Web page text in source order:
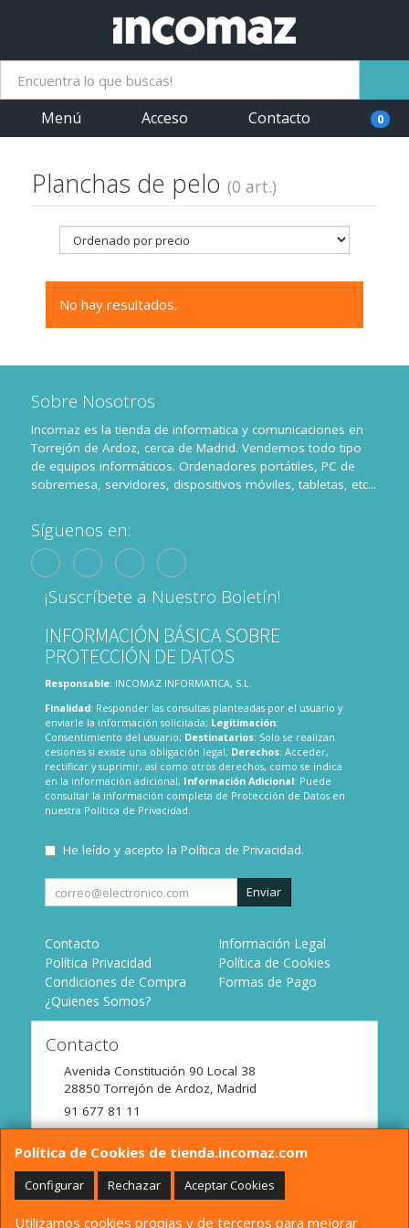
Menú Acceso Contacto 0
Planchas de pelo (0 art.)
No hay resultados.
Política de Cookies de tienda.incomaz.com
Configurar Rechazar Aceptar Cookies
Utilizamos cookies propias y de terceros para mejorar
Sobre Nosotros
Incomaz es la tienda de informatica y comunicaciones en
Torrejón de Ardoz, cerca de Madrid. Vendemos todo tipo
de equipos informáticos. Ordenadores portátiles, PC de
sobremesa, servidores, dispositivos móviles, tabletas, etc...
Síguenos en:
¡Suscríbete a Nuestro Boletín!
INFORMACIÓN BÁSICA SOBRE
PROTECCIÓN DE DATOS
Responsable: INCOMAZ INFORMATICA, S.L.
Finalidad: Responder las consultas planteadas por el usuario y
enviarle la información solicitada; Legitimación:
Consentimiento del usuario; Destinatarios: Solo se realizan
cesiones si existe una obligación legal; Derechos: Acceder,
rectificar y suprimir, así como otros derechos, como se indica
en la información adicional; Información Adicional: Puede
consultar la información completa de Protección de Datos en
nuestra Política de Privacidad
He leído y acepto la Política de Privacidad.
Enviar
Contacto
Información Legal
Política Privacidad
Política de Cookies
Condiciones de Compra
Formas de Pago
¿Quienes Somos?
Contacto
Avenida Constitución 90 Local 38
28850 Torrejón de Ardoz, Madrid
91 677 81 11
tienda@incomaz.com
Horario
De Lunes a Viernes de 9:00 a 14:00